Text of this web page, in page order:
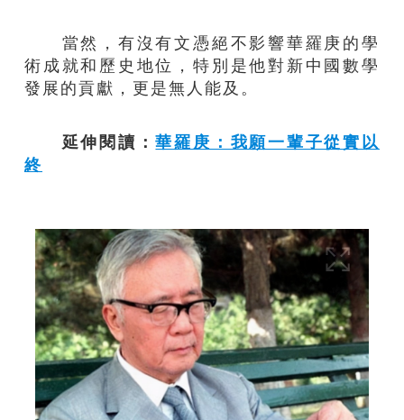
當然，有沒有文憑絕不影響華羅庚的學
術成就和歷史地位，特別是他對新中國數學
發展的貢獻，更是無人能及。
延伸閱讀：華羅庚：我願一輩子從實以
終